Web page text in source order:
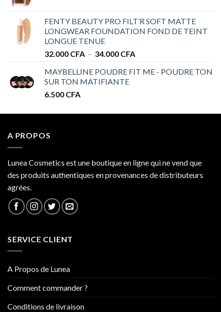
28.000 CFA
à
FENTY BEAUTY PRO FILT’R SOFT MATTE
LONGWEAR FOUNDATION FOND DE TEINT
LONGUE TENUE
32.000 CFA – 34.000 CFAPlage
prix :
MAYBELLINE POUDRE FIT ME - POUDRE TON
SUR TON MATIFIANTE
6.500 CFA
A PROPOS
Lunea Cosmetics est une boutique en ligne qui ne vend que
des produits authentiques en provenances de distributeurs
agrées.
SERVICE CLIENT
A Propos de Lunea
Comment commander ?
Conditions de livraison